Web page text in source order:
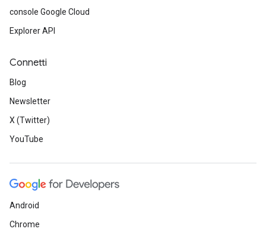
console Google Cloud
Explorer API
Connetti
Blog
Newsletter
X (Twitter)
YouTube
Android
Chrome